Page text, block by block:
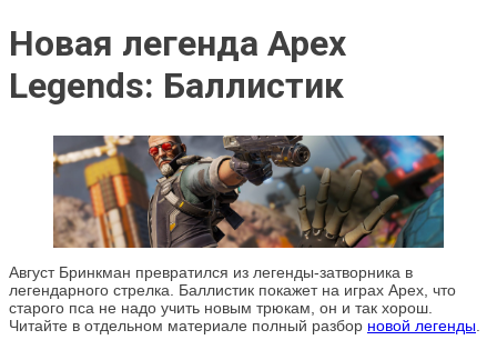
Новая легенда Apex
Legends: Баллистик
Август Бринкман превратился из легенды-затворника в
легендарного стрелка. Баллистик покажет на играх Apex, что
старого пса не надо учить новым трюкам, он и так хорош.
Читайте в отдельном материале полный разбор новой легенды